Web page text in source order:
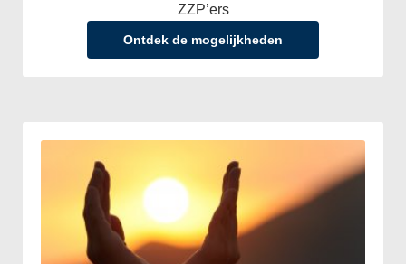
ZZP’ers
Ontdek de mogelijkheden